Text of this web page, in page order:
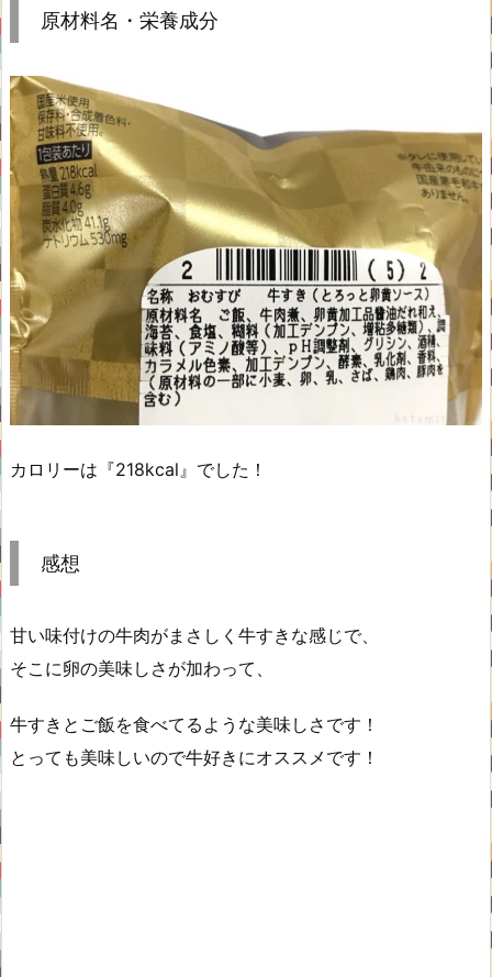
原材料名・栄養成分
カロリーは『218kcal』でした！
感想
甘い味付けの牛肉がまさしく牛すきな感じで、
そこに卵の美味しさが加わって、
牛すきとご飯を食べてるような美味しさです！
とっても美味しいので牛好きにオススメです！